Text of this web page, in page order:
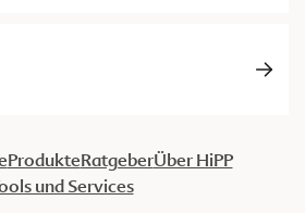
ProdukteRatgeberÜber HiPP
und Services